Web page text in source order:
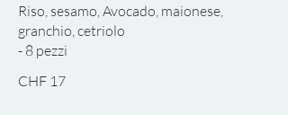
Riso, sesamo, Avocado, maionese,
granchio, cetriolo
- 8 pezzi
CHF 17